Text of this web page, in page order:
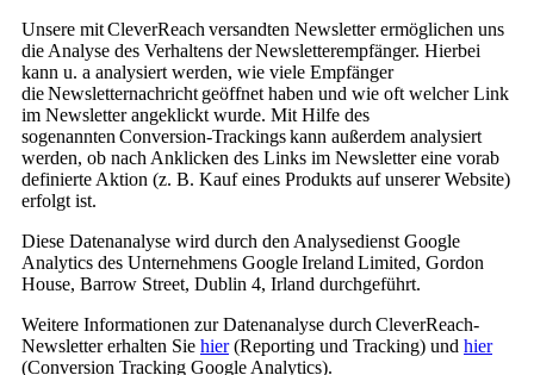
Unsere mit CleverReach versandten Newsletter ermöglichen uns
die Analyse des Verhaltens der Newsletterempfänger. Hierbei
kann u. a analysiert werden, wie viele Empfänger
die Newsletternachricht geöffnet haben und wie oft welcher Link
im Newsletter angeklickt wurde. Mit Hilfe des
sogenannten Conversion-Trackings kann außerdem analysiert
werden, ob nach Anklicken des Links im Newsletter eine vorab
definierte Aktion (z. B. Kauf eines Produkts auf unserer Website)
erfolgt ist.
Diese Datenanalyse wird durch den Analysedienst Google
Analytics des Unternehmens Google Ireland Limited, Gordon
House, Barrow Street, Dublin 4, Irland durchgeführt.
Weitere Informationen zur Datenanalyse durch CleverReach-
Newsletter erhalten Sie hier(Reporting und Tracking) und hier
(Conversion Tracking Google Analytics).